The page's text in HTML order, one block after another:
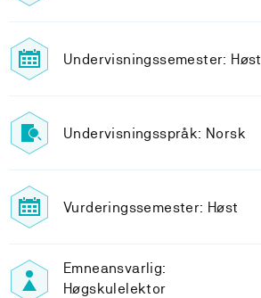
Undervisningssemester: Høst
Undervisningsspråk: Norsk
Vurderingssemester: Høst
Emneansvarlig:
Høgskulelektor